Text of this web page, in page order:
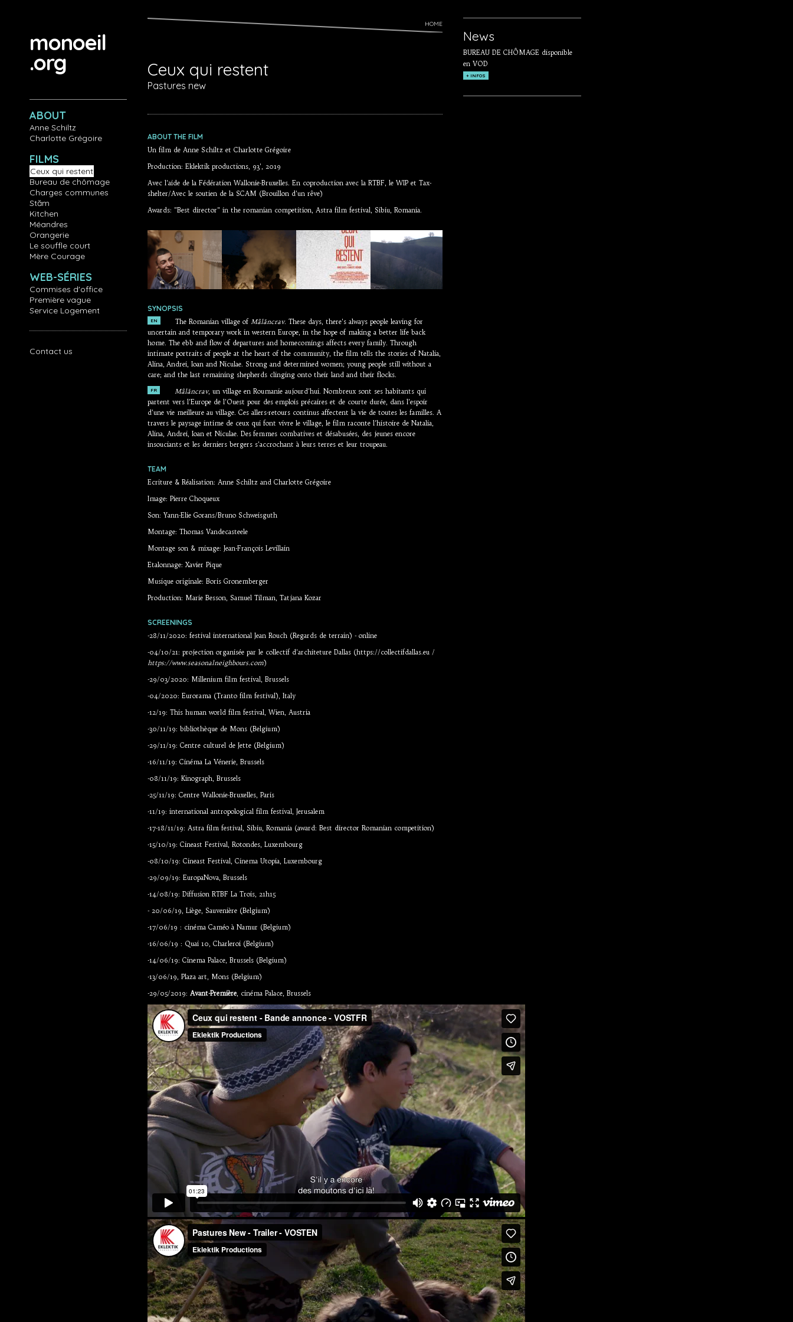
monoeil
.org
ABOUT
Anne Schiltz
Charlotte Grégoire
FILMS
Ceux qui restent
Bureau de chômage
Charges communes
Stăm
Kitchen
Méandres
Orangerie
Le souffle court
Mère Courage
WEB-SÉRIES
Commises d'office
Première vague
Service Logement
Contact us
HOME
Ceux qui restent
Pastures new
ABOUT THE FILM
Un film de Anne Schiltz et Charlotte Grégoire
Production: Eklektik productions, 93', 2019
Avec l'aide de la Fédération Wallonie-Bruxelles. En coproduction avec la RTBF, le WIP et Tax-
shelter/Avec le soutien de la SCAM (Brouillon d'un rêve)
Awards: "Best director" in the romanian competition, Astra film festival, Sibiu, Romania.
SYNOPSIS
EN The Romanian village of Mâlăncrav. These days, there's always people leaving for
uncertain and temporary work in western Europe, in the hope of making a better life back
home. The ebb and flow of departures and homecomings affects every family. Through
intimate portraits of people at the heart of the community, the film tells the stories of Natalia,
Alina, Andrei, Ioan and Niculae. Strong and determined women; young people still without a
care; and the last remaining shepherds clinging onto their land and their flocks.
FR Mâlăncrav, un village en Roumanie aujourd'hui. Nombreux sont ses habitants qui
partent vers l'Europe de l'Ouest pour des emplois précaires et de courte durée, dans l’espoir
d’une vie meilleure au village. Ces allers-retours continus affectent la vie de toutes les familles. A
travers le paysage intime de ceux qui font vivre le village, le film raconte l'histoire de Natalia,
Alina, Andrei, Ioan et Niculae. Des femmes combatives et désabusées, des jeunes encore
insouciants et les derniers bergers s'accrochant à leurs terres et leur troupeau.
TEAM
Ecriture & Réalisation: Anne Schiltz and Charlotte Grégoire
Image: Pierre Choqueux
Son: Yann-Elie Gorans/Bruno Schweisguth
Montage: Thomas Vandecasteele
Montage son & mixage: Jean-François Levillain
Etalonnage: Xavier Pique
Musique originale: Boris Gronemberger
Production: Marie Besson, Samuel Tilman, Tatjana Kozar
SCREENINGS
-28/11/2020: festival international Jean Rouch (Regards de terrain) - online
-04/10/21: projection organisée par le collectif d'architeture Dallas (https://collectifdallas.eu /
https://www.seasonalneighbours.com)
-29/03/2020: Millenium film festival, Brussels
-04/2020: Eurorama (Tranto film festival), Italy
-12/19: This human world film festival, Wien, Austria
-30/11/19: bibliothèque de Mons (Belgium)
-29/11/19: Centre culturel de Jette (Belgium)
-16/11/19: Cinéma La Vénerie, Brussels
-08/11/19: Kinograph, Brussels
-25/11/19: Centre Wallonie-Bruxelles, Paris
-11/19: international antropological film festival, Jerusalem
-17-18/11/19: Astra film festival, Sibiu, Romania (award: Best director Romanian competition)
-15/10/19: Cineast Festival, Rotondes, Luxembourg
-08/10/19: Cineast Festival, Cinema Utopia, Luxembourg
-29/09/19: EuropaNova, Brussels
-14/08/19: Diffusion RTBF La Trois, 21h15
- 20/06/19, Liège, Sauvenière (Belgium)
-17/06/19 : cinéma Caméo à Namur (Belgium)
-16/06/19 : Quai 10, Charleroi (Belgium)
-14/06/19: Cinema Palace, Brussels (Belgium)
-13/06/19, Plaza art, Mons (Belgium)
-29/05/2019: Avant-Première, cinéma Palace, Brussels
Ceux qui restent - Bande annonce - VOSTFR
Pastures New - Trailer - VOSTEN
News
BUREAU DE CHÔMAGE disponible
en VOD
+ INFOS